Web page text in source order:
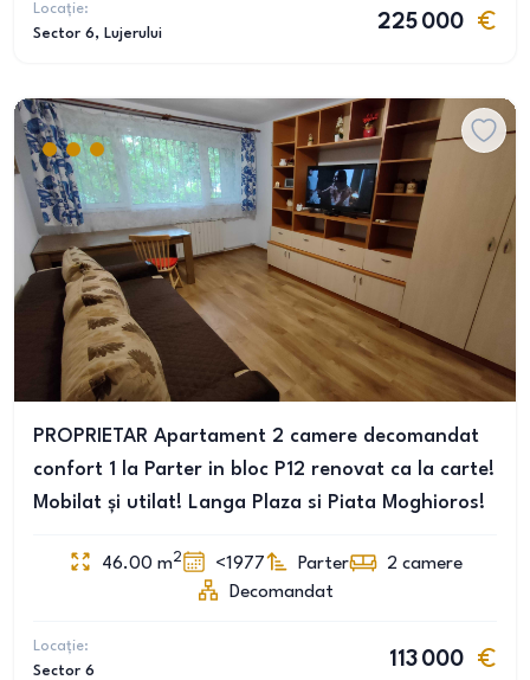
Locație:
Sector 6, Lujerului
225 000
PROPRIETAR Apartament 2 camere decomandat
confort 1 la Parter in bloc P12 renovat ca la carte!
Mobilat și utilat! Langa Plaza si Piata Moghioros!
46.00 m2 <1977 Parter 2 camere
Decomandat
Locație:
Sector 6
113 000